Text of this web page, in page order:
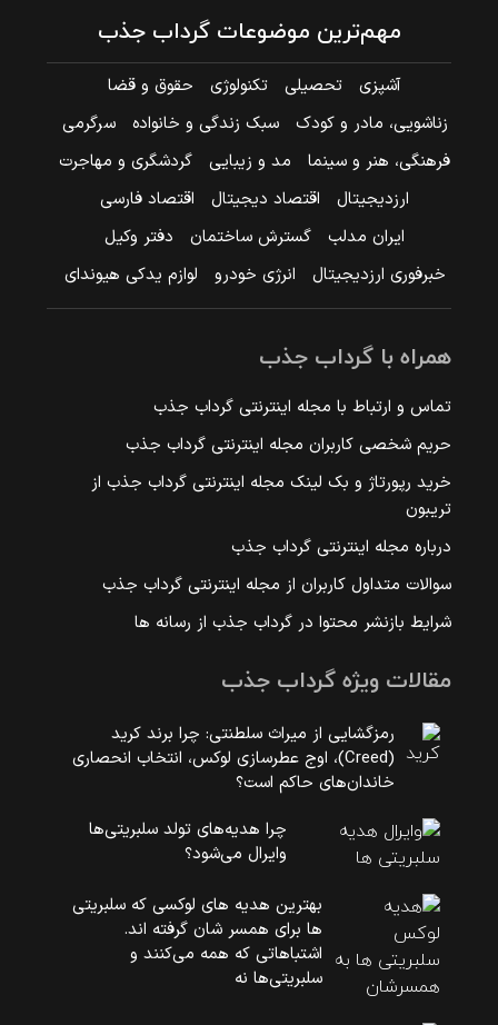
مهم‌ترین موضوعات گرداب جذب
آشپزی تحصیلی تکنولوژی
حقوق و قضا
زناشویی، مادر و کودک
سبک زندگی و خانواده
سرگرمی
فرهنگی، هنر و سینما
مد و زیبایی
گردشگری و مهاجرت
ارزدیجیتال
اقتصاد دیجیتال
اقتصاد فارسی
ایران مدلب
گسترش ساختمان
دفتر وکیل
خبرفوری ارزدیجیتال
انرژی خودرو لوازم یدکی هیوندای
همراه با گرداب جذب
تماس و ارتباط با مجله اینترنتی گرداب جذب
حریم شخصی کاربران مجله اینترنتی گرداب جذب
خرید رپورتاژ و بک لینک مجله اینترنتی گرداب جذب از
تریبون
درباره مجله اینترنتی گرداب جذب
سوالات متداول کاربران از مجله اینترنتی گرداب جذب
شرایط بازنشر محتوا در گرداب جذب از رسانه ها
مقالات ویژه گرداب جذب
رمزگشایی از میراث سلطنتی: چرا برند کرید
(Creed)، اوج عطرسازی لوکس، انتخاب انحصاری
خاندان‌های حاکم است؟
چرا هدیه‌های تولد سلبریتی‌ها
وایرال می‌شود؟
بهترین هدیه های لوکسی که سلبریتی
ها برای همسر شان گرفته اند.
اشتباهاتی که همه می‌کنند و
سلبریتی‌ها نه